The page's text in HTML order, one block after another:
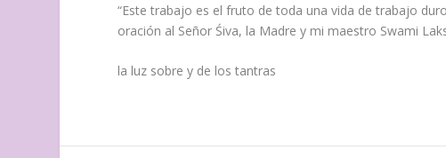
“Este trabajo es el fruto de toda una vida de trabajo
oración al Señor Śiva, la Madre y mi maestro Swami
la luz sobre y de los tantras